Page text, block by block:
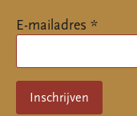
E-mailadres *